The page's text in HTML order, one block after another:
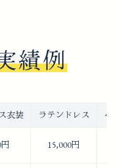
績例
衣装 ラテンドレス ベ
15,000円